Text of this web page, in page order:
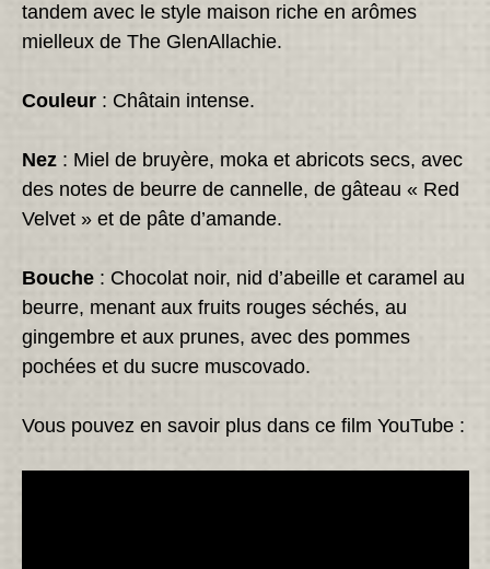
tandem avec le style maison riche en arômes
mielleux de The GlenAllachie.
Couleur: Châtain intense.
Nez: Miel de bruyère, moka et abricots secs, avec
des notes de beurre de cannelle, de gâteau « Red
Velvet » et de pâte d’amande.
Bouche: Chocolat noir, nid d’abeille et caramel au
beurre, menant aux fruits rouges séchés, au
gingembre et aux prunes, avec des pommes
pochées et du sucre muscovado.
Vous pouvez en savoir plus dans ce film YouTube :